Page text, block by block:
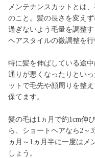
メンテナンスカットとは
のこと。髪の長さを変え
過ぎないよう毛量を調整
ヘアスタイルの微調整を行
特に髪を伸ばしている途
通りが悪くなったりとい
ットで毛先や顔周りを整
保てます。
髪の毛は1ヵ月で約1cm伸
ら、ショートヘアなら2～
ヵ月～1ヵ月半に一度はメ
しょう。